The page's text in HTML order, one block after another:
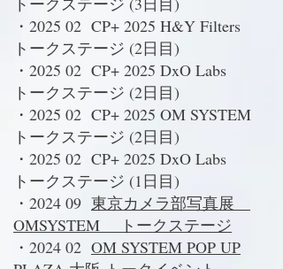
・2025 02 CP+ 2025 H&Y Filters
トークステージ (2日目)
・2025 02 CP+ 2025 DxO Labs
トークステージ (2日目)
・2025 02 CP+ 2025 OM SYSTEM
トークステージ (2日目)
・2025 02 CP+ 2025 DxO Labs
トークステージ (1日目)
・2024 09 東京カメラ部写真展
OMSYSTEM トークステージ
・2024 02 OM SYSTEM POP UP